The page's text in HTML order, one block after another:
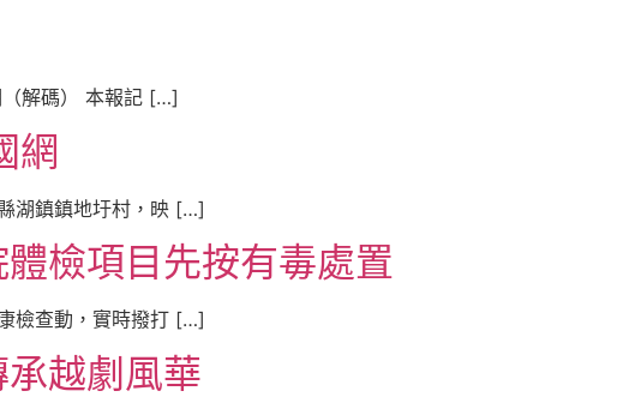
（解碼） 本報記 […]
網
湖鎮鎮地圩村，映 […]
檢項目先按有毒處置
檢查動，實時撥打 […]
越劇風華